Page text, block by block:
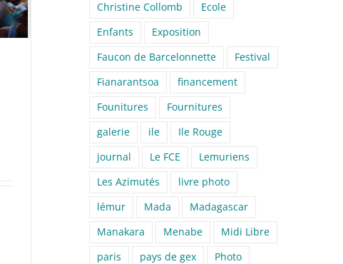
Christine Collomb
Ecole
Enfants
Exposition
Faucon de Barcelonnette
Festival
Fianarantsoa
financement
Founitures
Fournitures
galerie
ile
Ile Rouge
journal
Le FCE
Lemuriens
Les Azimutés
livre photo
lémur
Mada
Madagascar
Manakara
Menabe
Midi Libre
paris
pays de gex
Photo